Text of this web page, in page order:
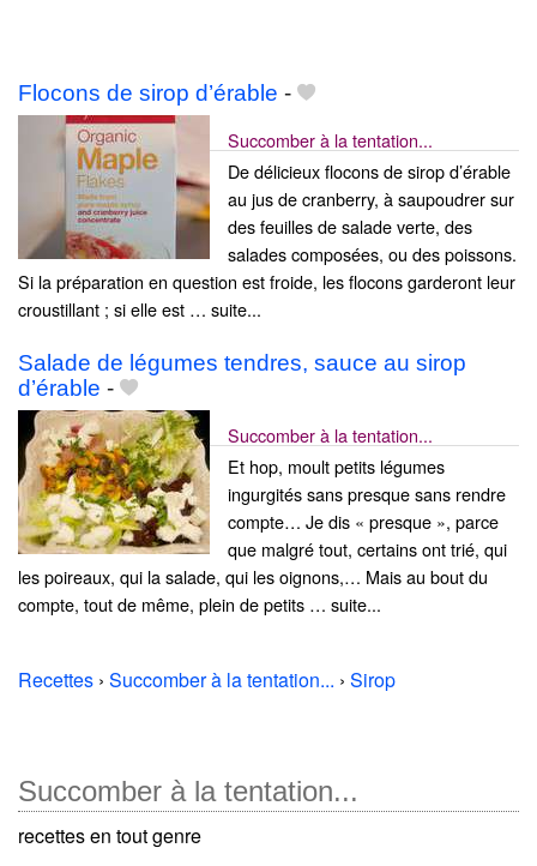
Flocons de sirop d’érable -
Succomber à la tentation...
De délicieux flocons de sirop d’érable
au jus de cranberry, à saupoudrer sur
des feuilles de salade verte, des
salades composées, ou des poissons.
Si la préparation en question est froide, les flocons garderont leur
croustillant ; si elle est … suite...
Salade de légumes tendres, sauce au sirop
d’érable -
Succomber à la tentation...
Et hop, moult petits légumes
ingurgités sans presque sans rendre
compte… Je dis « presque », parce
que malgré tout, certains ont trié, qui
les poireaux, qui la salade, qui les oignons,… Mais au bout du
compte, tout de même, plein de petits … suite...
Recettes › Succomber à la tentation... › Sirop
Succomber à la tentation...
recettes en tout genre